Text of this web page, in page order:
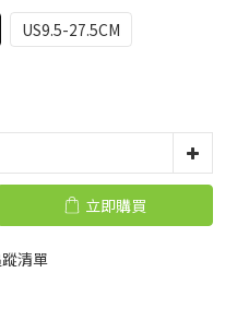
US9.5-27.5CM
立即購買
清單